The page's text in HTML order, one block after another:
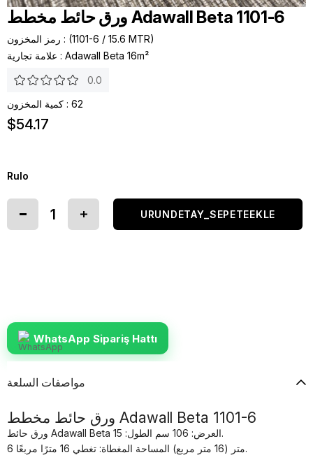
ورق حائط مخطط Adawall Beta 1101-6
رمز المخزون
(1101-6 / 15.6 MTR)
علامة تجارية : Adawall Beta 16m²
0.0
كمية المخزون : 62
$54.17
Rulo
WhatsApp Sipariş Hattı
مواصفات السلعة
ورق حائط مخطط Adawall Beta 1101-6
ورق حائط Adawall Beta العرض: 106 سم الطول: 15.
6 متر (16 متر مربع) المساحة المغطاة: تغطي 16 مترًا مربعًا.